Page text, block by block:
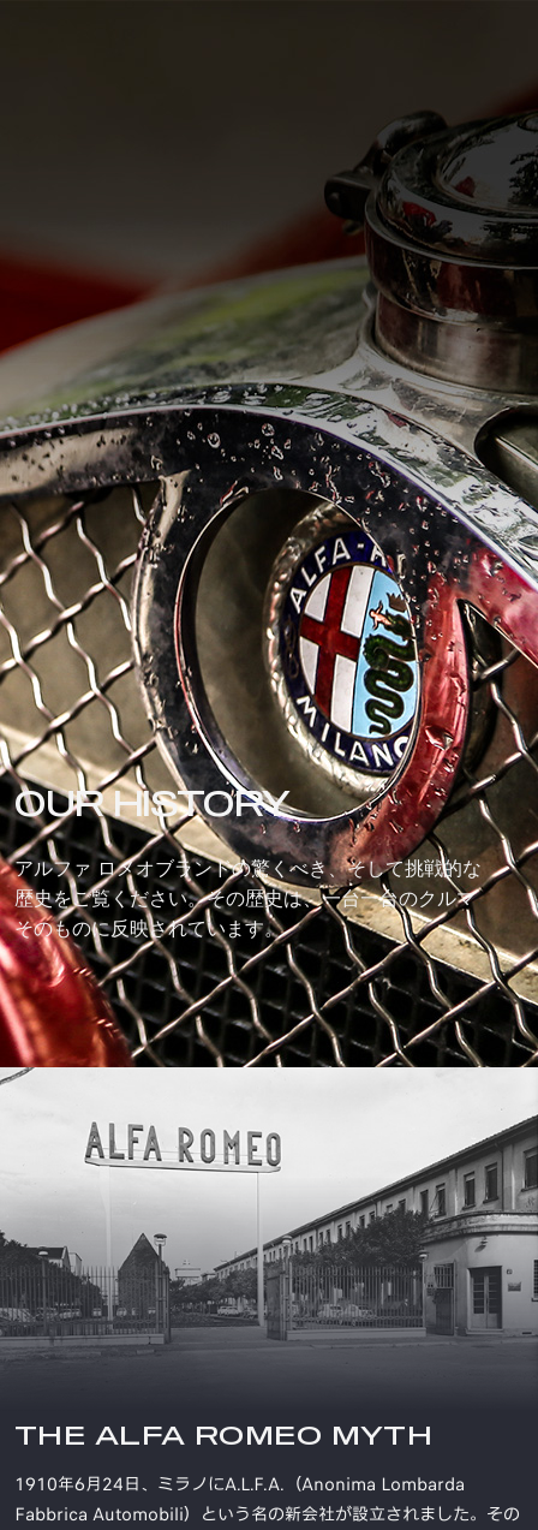
OUR HISTORY
アルファ ロメオブランドの驚くべき、そして挑戦的な
歴史をご覧ください。その歴史は、一台一台のクルマ
そのものに反映されています。
THE ALFA ROMEO MYTH
1910年6月24日、ミラノにA.L.F.A.（Anonima Lombarda
Fabbrica Automobili）という名の新会社が設立されました。その